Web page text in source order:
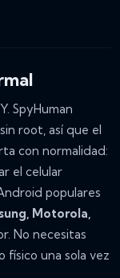
SpyHuman
root, así que el
con normalidad:
el celular
populares
Motorola,
No necesitas
físico una sola vez